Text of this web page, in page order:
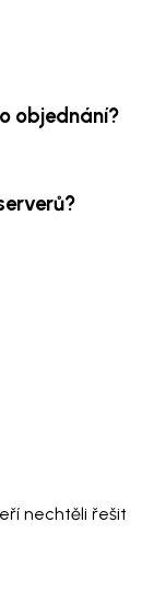
objednání?
nechtěli řešit